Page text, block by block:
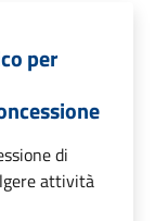
per
di
attività